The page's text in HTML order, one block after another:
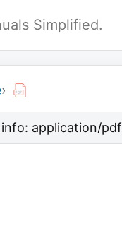
Simplified.
›
application/pdf